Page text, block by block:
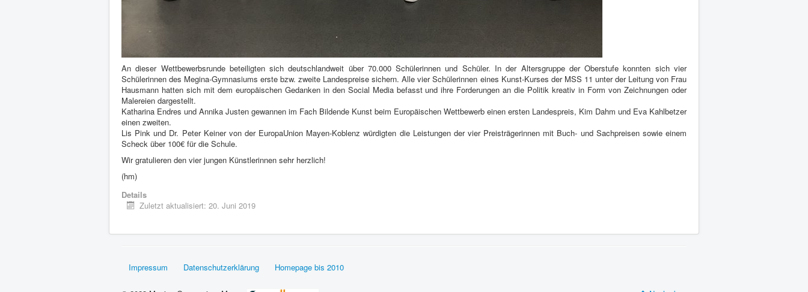
An dieser Wettbewerbsrunde beteiligten sich deutschlandweit über 70.000 Schülerinnen und Schüler. In der Altersgruppe der Oberstufe konnten sich vier
Schülerinnen des Megina-Gymnasiums erste bzw. zweite Landespreise sichern. Alle vier Schülerinnen eines Kunst-Kurses der MSS 11 unter der Leitung von Frau
Hausmann hatten sich mit dem europäischen Gedanken in den Social Media befasst und ihre Forderungen an die Politik kreativ in Form von Zeichnungen oder
Malereien dargestellt.
Katharina Endres und Annika Justen gewannen im Fach Bildende Kunst beim Europäischen Wettbewerb einen ersten Landespreis, Kim Dahm und Eva Kahlbetzer
einen zweiten.
Lis Pink und Dr. Peter Keiner von der EuropaUnion Mayen-Koblenz würdigten die Leistungen der vier Preisträgerinnen mit Buch- und Sachpreisen sowie einem
Scheck über 100€ für die Schule.
Wir gratulieren den vier jungen Künstlerinnen sehr herzlich!
(hm)
Details
Zuletzt aktualisiert: 20. Juni 2019
Impressum Datenschutzerklärung Homepage bis 2010